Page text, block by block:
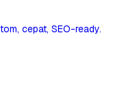
cepat, SEO-ready.